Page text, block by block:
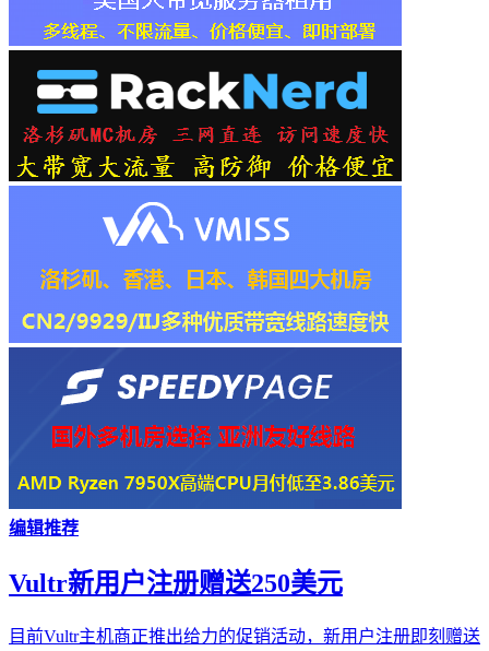
编辑推荐
Vultr新用户注册赠送250美元
目前Vultr主机商正推出给力的促销活动，新用户注册即刻赠送